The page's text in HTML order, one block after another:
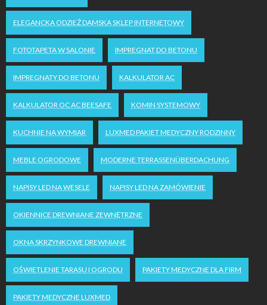
ELEGANCKA ODZIEŻ DAMSKA SKLEP INTERNETOWY
FOTOTAPETA W SALONIE IMPREGNAT DO BETONU
IMPREGNATY DO BETONU KALKULATOR AC
KALKULATOR OC AC BEESAFE KOMIN SYSTEMOWY
KUCHNIE NA WYMIAR LUXMED PAKIET MEDYCZNY RODZINNY
MEBLE OGRODOWE MODERNE TERRASSENÜBERDACHUNG
NAPISY LED NA WESELE NAPISY LED NA ZAMÓWIENIE
OKIENNICE DREWNIANE ZEWNĘTRZNE
OKNA SKRZYNKOWE DREWNIANE
OŚWIETLENIE TARASU I OGRODU PAKIETY MEDYCZNE DLA FIRM
PAKIETY MEDYCZNE LUXMED